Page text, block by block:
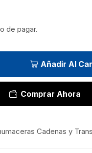
de pagar.
Añadir Al
Comprar Ahora
Cadenas y